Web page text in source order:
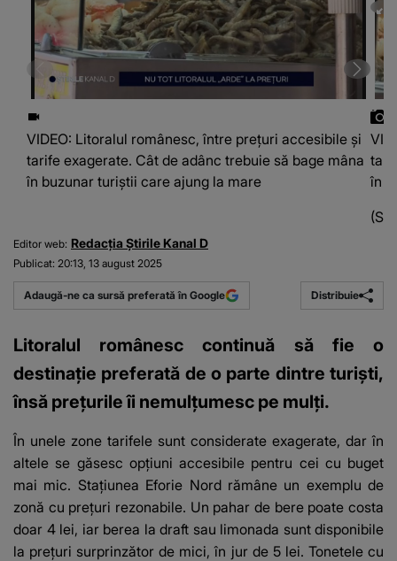
VIDEO: Litoralul românesc, între prețuri accesibile și
tarife exagerate. Cât de adânc trebuie să bage mâna
în buzunar turiștii care ajung la mare
în
Editor web: Redacția Știrile Kanal D
Publicat: 20:13, 13 august 2025
Adaugă-ne ca sursă preferată în Google Distribuie
Litoralul românesc continuă să fie o
destinație preferată de o parte dintre turiști,
însă prețurile îi nemulțumesc pe mulți.
În unele zone tarifele sunt considerate exagerate, dar în
altele se găsesc opțiuni accesibile pentru cei cu buget
mai mic. Stațiunea Eforie Nord rămâne un exemplu de
zonă cu prețuri rezonabile. Un pahar de bere poate costa
doar 4 lei, iar berea la draft sau limonada sunt disponibile
la prețuri surprinzător de mici, în jur de 5 lei. Tonetele cu